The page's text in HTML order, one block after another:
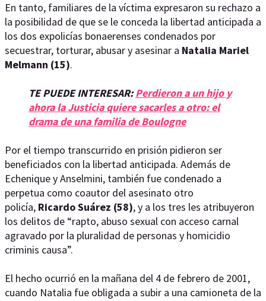
En tanto, familiares de la víctima expresaron su rechazo a
la posibilidad de que se le conceda la libertad anticipada a
los dos expolicías bonaerenses condenados por
secuestrar, torturar, abusar y asesinar a Natalia Mariel
Melmann (15).
TE PUEDE INTERESAR:Perdieron a un hijo y
ahora la Justicia quiere sacarles a otro: el
drama de una familia de Boulogne
Por el tiempo transcurrido en prisión pidieron ser
beneficiados con la libertad anticipada. Además de
Echenique y Anselmini, también fue condenado a
perpetua como coautor del asesinato otro
policía, Ricardo Suárez (58), y a los tres les atribuyeron
los delitos de “rapto, abuso sexual con acceso carnal
agravado por la pluralidad de personas y homicidio
criminis causa”.
El hecho ocurrió en la mañana del 4 de febrero de 2001,
cuando Natalia fue obligada a subir a una camioneta de la